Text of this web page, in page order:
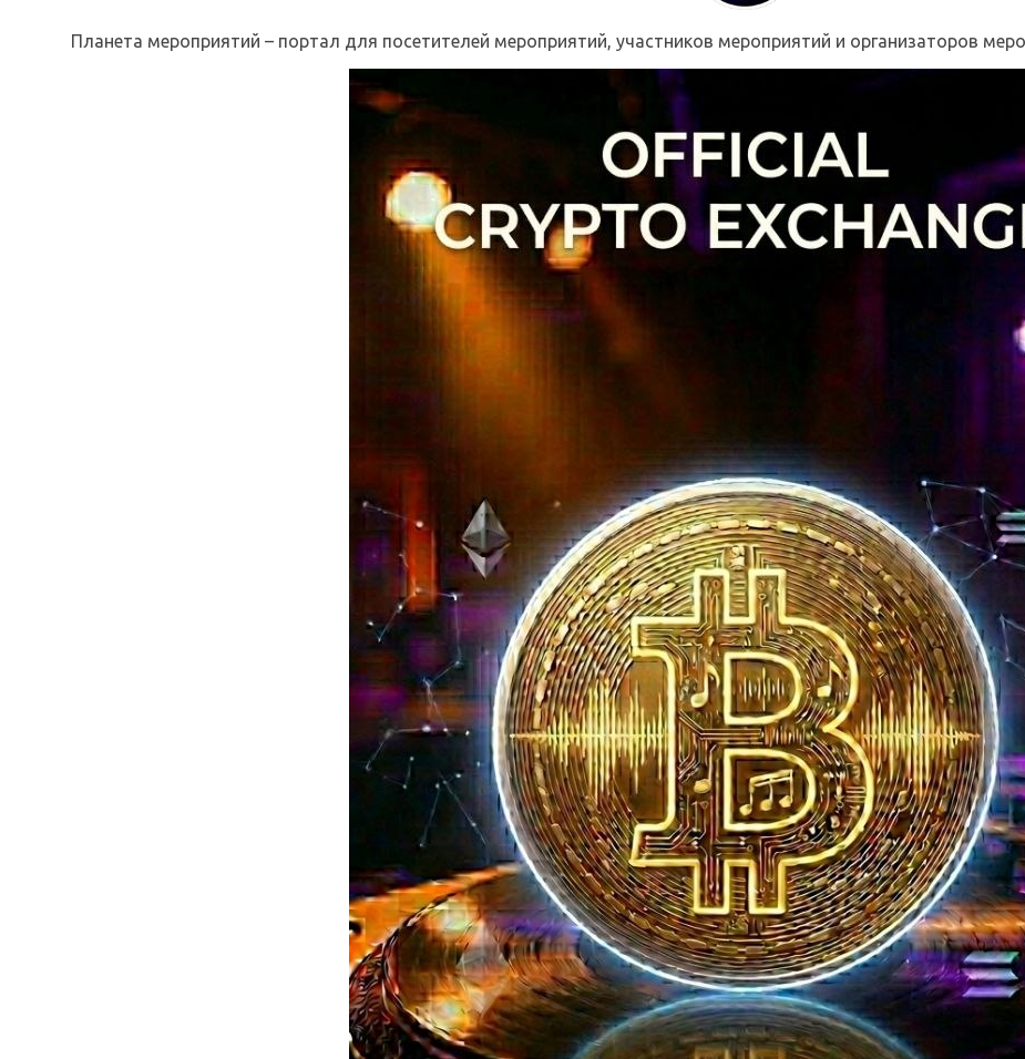
Планета мероприятий – портал для посетителей мероприятий, участников мероприятий и организаторов